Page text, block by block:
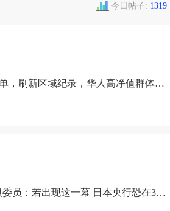
今日帖子: 1319
，刷新区域纪录，华人高净值群体成
员：若出现这一幕 日本央行恐在3月